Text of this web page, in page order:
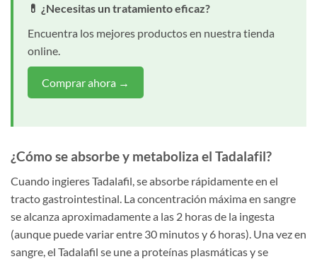
💊 ¿Necesitas un tratamiento eficaz?
Encuentra los mejores productos en nuestra tienda
online.
Comprar ahora →
¿Cómo se absorbe y metaboliza el Tadalafil?
Cuando ingieres Tadalafil, se absorbe rápidamente en el
tracto gastrointestinal. La concentración máxima en sangre
se alcanza aproximadamente a las 2 horas de la ingesta
(aunque puede variar entre 30 minutos y 6 horas). Una vez en
sangre, el Tadalafil se une a proteínas plasmáticas y se